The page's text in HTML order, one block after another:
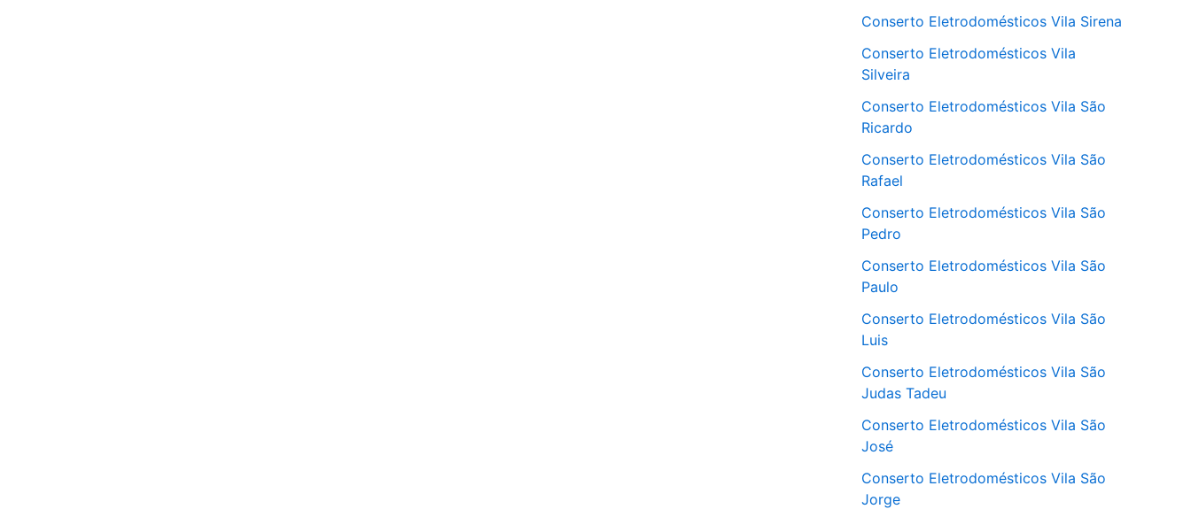
Conserto Eletrodomésticos Vila Sirena
Conserto Eletrodomésticos Vila
Silveira
Conserto Eletrodomésticos Vila São
Ricardo
Conserto Eletrodomésticos Vila São
Rafael
Conserto Eletrodomésticos Vila São
Pedro
Conserto Eletrodomésticos Vila São
Paulo
Conserto Eletrodomésticos Vila São
Luis
Conserto Eletrodomésticos Vila São
Judas Tadeu
Conserto Eletrodomésticos Vila São
José
Conserto Eletrodomésticos Vila São
Jorge